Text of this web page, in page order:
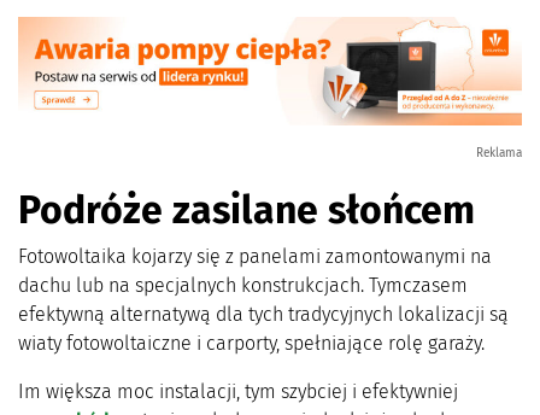
Reklama
Podróże zasilane słońcem
Fotowoltaika kojarzy się z panelami zamontowanymi na
dachu lub na specjalnych konstrukcjach. Tymczasem
efektywną alternatywą dla tych tradycyjnych lokalizacji są
wiaty fotowoltaiczne i carporty, spełniające rolę garaży.
Im większa moc instalacji, tym szybciej i efektywniej